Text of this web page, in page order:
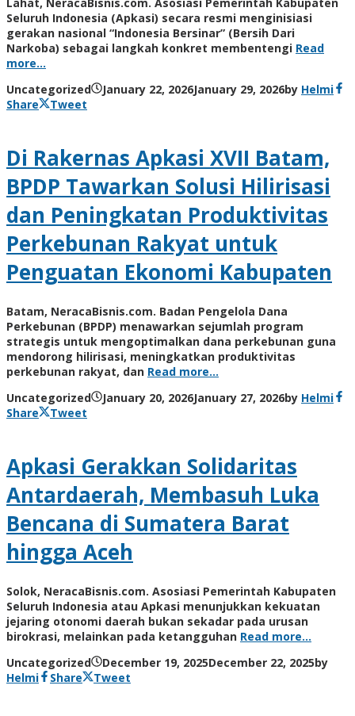
Seluruh Indonesia (Apkasi) secara resmi menginisiasi
gerakan nasional “Indonesia Bersinar” (Bersih Dari
Narkoba) sebagai langkah konkret membentengi Read
more…
Uncategorized
January 22, 2026January 29, 2026by Helmi
Share
Tweet
Di Rakernas Apkasi XVII Batam,
BPDP Tawarkan Solusi Hilirisasi
dan Peningkatan Produktivitas
Perkebunan Rakyat untuk
Penguatan Ekonomi Kabupaten
Batam, NeracaBisnis.com. Badan Pengelola Dana
Perkebunan (BPDP) menawarkan sejumlah program
strategis untuk mengoptimalkan dana perkebunan guna
mendorong hilirisasi, meningkatkan produktivitas
perkebunan rakyat, dan Read more…
Uncategorized
January 20, 2026January 27, 2026by Helmi
Share
Tweet
Apkasi Gerakkan Solidaritas
Antardaerah, Membasuh Luka
Bencana di Sumatera Barat
hingga Aceh
Solok, NeracaBisnis.com. Asosiasi Pemerintah Kabupaten
Seluruh Indonesia atau Apkasi menunjukkan kekuatan
jejaring otonomi daerah bukan sekadar pada urusan
birokrasi, melainkan pada ketangguhan Read more…
Uncategorized
December 19, 2025December 22, 2025by
Helmi
Share Tweet